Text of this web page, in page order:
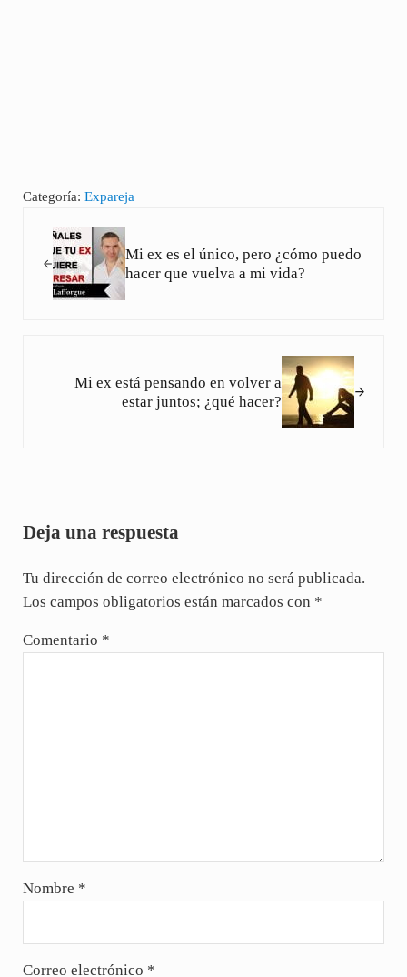
Categoría: Expareja
Mi ex es el único, pero ¿cómo puedo
hacer que vuelva a mi vida?
Mi ex está pensando en volver a
estar juntos; ¿qué hacer?
Deja una respuesta
Tu dirección de correo electrónico no será publicada.
Los campos obligatorios están marcados con *
Comentario *
Nombre *
Correo electrónico *